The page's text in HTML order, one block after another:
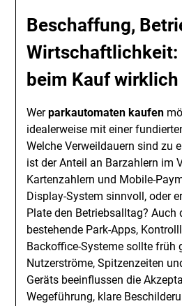
Beschaffung,
Wirtschaftlichkeit:
beim Kauf
Werparkautomaten kaufen
idealerweise mit einer
Welche Verweildauern sind zu
ist der Anteil an Barzahlern im
Kartenzahlern und Mobile-
Display-System sinnvoll, oder
Plate den Betriebsalltag? Auch
bestehende Park-Apps,
Backoffice-Systeme sollte früh
Nutzerströme, Spitzenzeiten
Geräts beeinflussen die
Wegeführung, klare